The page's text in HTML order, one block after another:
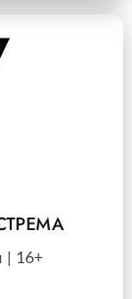
| 16+